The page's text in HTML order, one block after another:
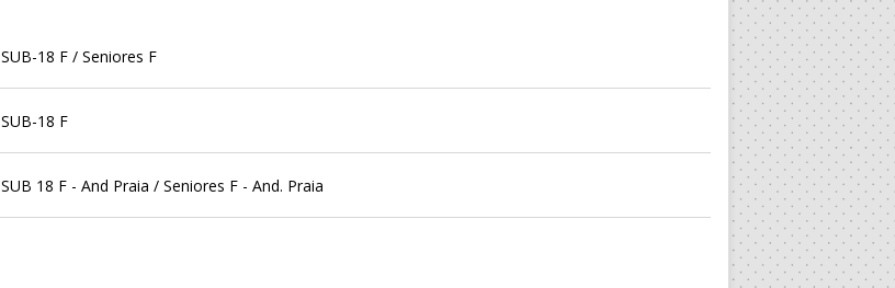
SUB-18 F / Seniores F
SUB-18 F
SUB 18 F - And Praia / Seniores F - And. Praia